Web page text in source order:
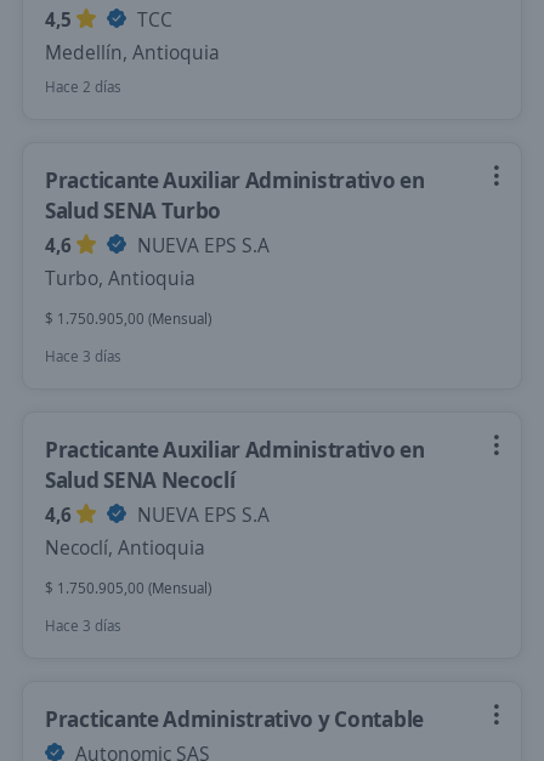
4,5
TCC
Medellín, Antioquia
Hace 2 días
Practicante Auxiliar Administrativo en
Salud SENA Turbo
4,6
NUEVA EPS S.A
Turbo, Antioquia
$ 1.750.905,00 (Mensual)
Hace 3 días
Practicante Auxiliar Administrativo en
Salud SENA Necoclí
4,6
NUEVA EPS S.A
Necoclí, Antioquia
$ 1.750.905,00 (Mensual)
Hace 3 días
Practicante Administrativo y Contable
Autonomic SAS